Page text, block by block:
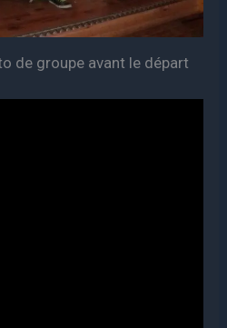
de groupe avant le départ